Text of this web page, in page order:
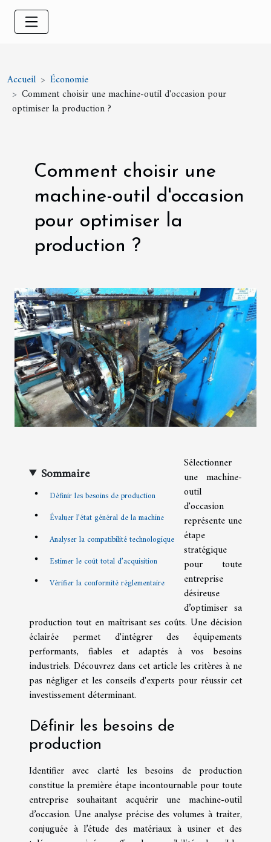
Accueil
Économie
Comment choisir une machine-outil d'occasion pour
optimiser la production ?
Comment choisir une
machine-outil d'occasion
pour optimiser la
production ?
Sommaire
Définir les besoins de production
Évaluer l’état général de la machine
Analyser la compatibilité technologique
Estimer le coût total d’acquisition
Vérifier la conformité réglementaire
Sélectionner
une machine-
outil
d'occasion
représente une
étape
stratégique
pour toute
entreprise
désireuse
d’optimiser sa
production tout en maîtrisant ses coûts. Une décision
éclairée permet d'intégrer des équipements
performants, fiables et adaptés à vos besoins
industriels. Découvrez dans cet article les critères à ne
pas négliger et les conseils d'experts pour réussir cet
investissement déterminant.
Définir les besoins de
production
Identifier avec clarté les besoins de production
constitue la première étape incontournable pour toute
entreprise souhaitant acquérir une machine-outil
d’occasion. Une analyse précise des volumes à traiter,
conjuguée à l’étude des matériaux à usiner et des